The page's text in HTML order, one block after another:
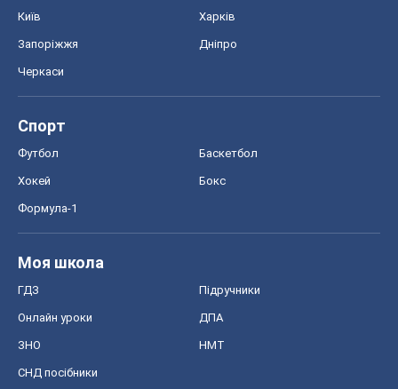
Київ Харків
Запоріжжя Дніпро
Черкаси
Спорт
Футбол Баскетбол
Хокей Бокс
Формула-1
Моя школа
ГДЗ Підручники
Онлайн уроки ДПА
ЗНО НМТ
СНД посібники